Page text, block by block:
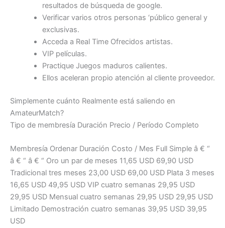
resultados de búsqueda de google.
Verificar varios otros personas ‘público general y
exclusivas.
Acceda a Real Time Ofrecidos artistas.
VIP películas.
Practique Juegos maduros calientes.
Ellos aceleran propio atención al cliente proveedor.
Simplemente cuánto Realmente está saliendo en
AmateurMatch?
Tipo de membresía Duración Precio / Período Completo
Membresía Ordenar Duración Costo / Mes Full Simple â € “
â € “ â € “ Oro un par de meses 11,65 USD 69,90 USD
Tradicional tres meses 23,00 USD 69,00 USD Plata 3 meses
16,65 USD 49,95 USD VIP cuatro semanas 29,95 USD
29,95 USD Mensual cuatro semanas 29,95 USD 29,95 USD
Limitado Demostración cuatro semanas 39,95 USD 39,95
USD